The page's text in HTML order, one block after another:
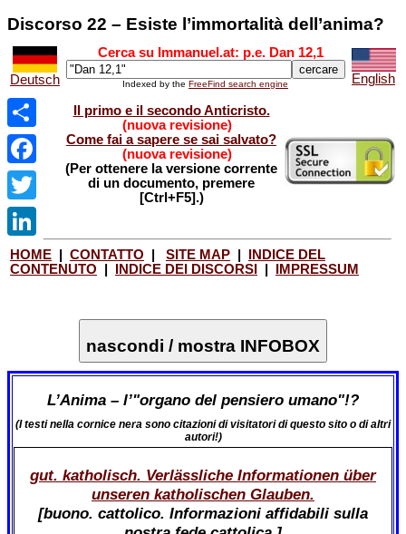
Discorso 22 – Esiste l’immortalità dell’anima?
Deutsch
Cerca su Immanuel.at: p.e. Dan 12,1
Indexed by the FreeFind search engine English
Share
Facebook
Twitter
LinkedIn
Il primo e il secondo Anticristo.
(nuova revisione)
Come fai a sapere se sai salvato?
(nuova revisione)
(Per ottenere la versione corrente
di un documento, premere
[Ctrl+F5].)
HOME CONTATTO SITE MAP
INDICE DEL
CONTENUTO
INDICE DEI DISCORSI IMPRESSUM
nascondi / mostra INFOBOX
L’Anima – l’"organo del pensiero umano"!?
(I testi nella cornice nera sono citazioni di visitatori di questo sito o di altri
autori!)
gut. katholisch. Verlässliche Informationen über
unseren katholischen Glauben.
[buono. cattolico. Informazioni affidabili sulla